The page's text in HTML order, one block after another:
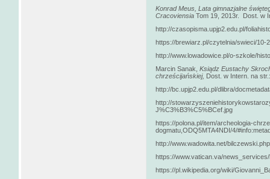
Konrad Meus , Lata gimnazjalne
Cracoviensia Tom 19, 2013r. Dost. w
http://czasopisma.upjp2.edu.pl/
https://brewiarz.pl/czytelnia/swieci/10-
http://www.lowadowice.pl/o-szkole/
Marcin Sanak, Ksiądz Eustachy
chrześcijańskiej, Dost. w Intern. na str.:
http://bc.upjp2.edu.pl/dlibra/
http://
J%C3%B3%C5%BCef.jpg
https://polona.pl/item/archeologia-
dogmatu,ODQ5MTA4NDI/4/
http://www.wadowita.net/bilczewski.php
https://www.vatican.va/
https://pl.wikipedia.org/wiki/